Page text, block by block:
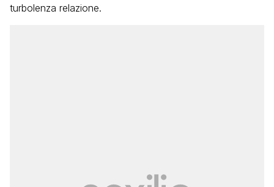
turbolenza relazione.